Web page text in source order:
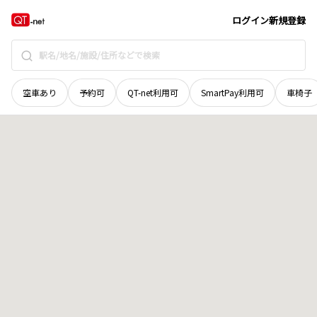
ログイン新規登録
空車あり 予約可 QT-net利用可 SmartPay利用可 車椅子
宮城県